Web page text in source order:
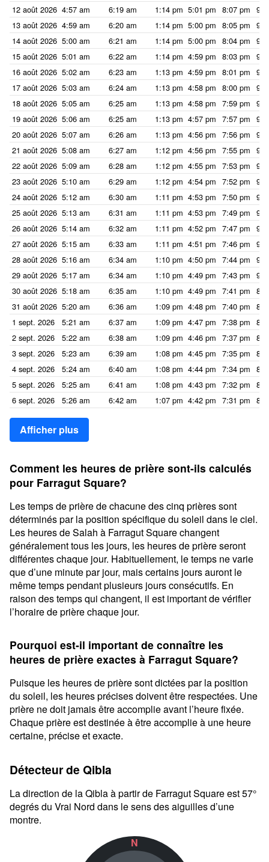
12 août 2026 4:57 am 6:19 am 1:14 pm 5:01 pm 8:07 pm
13 août 2026 4:59 am 6:20 am 1:14 pm 5:00 pm 8:05 pm
14 août 2026 5:00 am 6:21 am 1:14 pm 5:00 pm 8:04 pm
15 août 2026 5:01 am 6:22 am 1:14 pm 4:59 pm 8:03 pm
16 août 2026 5:02 am 6:23 am 1:13 pm 4:59 pm 8:01 pm
17 août 2026 5:03 am 6:24 am 1:13 pm 4:58 pm 8:00 pm
18 août 2026 5:05 am 6:25 am 1:13 pm 4:58 pm 7:59 pm
19 août 2026 5:06 am 6:25 am 1:13 pm 4:57 pm 7:57 pm
20 août 2026 5:07 am 6:26 am 1:13 pm 4:56 pm 7:56 pm
21 août 2026 5:08 am 6:27 am 1:12 pm 4:56 pm 7:55 pm
22 août 2026 5:09 am 6:28 am 1:12 pm 4:55 pm 7:53 pm
23 août 2026 5:10 am 6:29 am 1:12 pm 4:54 pm 7:52 pm
24 août 2026 5:12 am 6:30 am 1:11 pm 4:53 pm 7:50 pm
25 août 2026 5:13 am 6:31 am 1:11 pm 4:53 pm 7:49 pm
26 août 2026 5:14 am 6:32 am 1:11 pm 4:52 pm 7:47 pm
27 août 2026 5:15 am 6:33 am 1:11 pm 4:51 pm 7:46 pm
28 août 2026 5:16 am 6:34 am 1:10 pm 4:50 pm 7:44 pm
29 août 2026 5:17 am 6:34 am 1:10 pm 4:49 pm 7:43 pm
30 août 2026 5:18 am 6:35 am 1:10 pm 4:49 pm 7:41 pm
31 août 2026 5:20 am 6:36 am 1:09 pm 4:48 pm 7:40 pm
1 sept. 2026
5:21 am 6:37 am 1:09 pm 4:47 pm 7:38 pm
2 sept. 2026
5:22 am 6:38 am 1:09 pm 4:46 pm 7:37 pm
3 sept. 2026
5:23 am 6:39 am 1:08 pm 4:45 pm 7:35 pm
4 sept. 2026
5:24 am 6:40 am 1:08 pm 4:44 pm 7:34 pm
5 sept. 2026
5:25 am 6:41 am 1:08 pm 4:43 pm 7:32 pm
6 sept. 2026
5:26 am 6:42 am 1:07 pm 4:42 pm 7:31 pm
Afficher plus
Comment les heures de prière sont-ils calculés
pour Farragut Square?
Les temps de prière de chacune des cinq prières sont
déterminés par la position spécifique du soleil dans le ciel.
Les heures de Salah à Farragut Square changent
généralement tous les jours, les heures de prière seront
différentes chaque jour. Habituellement, le temps ne varie
que d’une minute par jour, mais certains jours auront le
même temps pendant plusieurs jours consécutifs. En
raison des temps qui changent, il est important de vérifier
l’horaire de prière chaque jour.
Pourquoi est-il important de connaître les
heures de prière exactes à Farragut Square?
Puisque les heures de prière sont dictées par la position
du soleil, les heures précises doivent être respectées. Une
prière ne doit jamais être accomplie avant l’heure fixée.
Chaque prière est destinée à être accomplie à une heure
certaine, précise et exacte.
Détecteur de Qibla
La direction de la Qibla à partir de Farragut Square est 57°
degrés du Vrai Nord dans le sens des aiguilles d’une
montre.
N